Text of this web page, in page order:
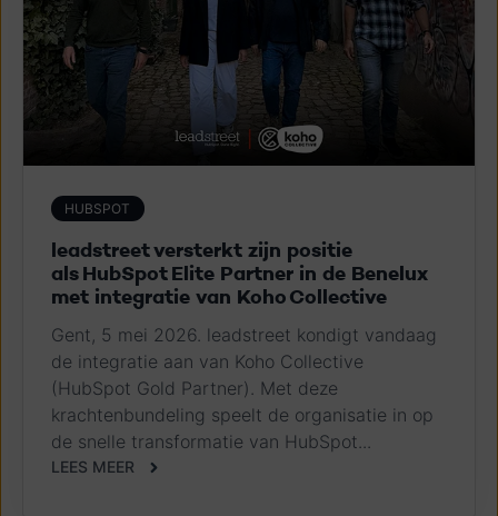
HUBSPOT
leadstreet v​ersterkt zijn​​ ​positie
als HubSpot Elite Partner in de Benelux ​
met​ integratie​ van​ Koho Collective
Gent, 5 mei 2026. leadstreet kondigt vandaag
de integratie aan van Koho Collective
(HubSpot Gold Partner). Met deze
krachtenbundeling speelt de organisatie in op
de snelle transformatie van HubSpot...
LEES MEER